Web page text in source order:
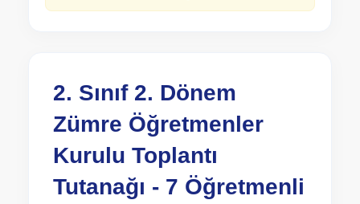
2. Sınıf 2. Dönem
Zümre Öğretmenler
Kurulu Toplantı
Tutanağı - 7 Öğretmenli